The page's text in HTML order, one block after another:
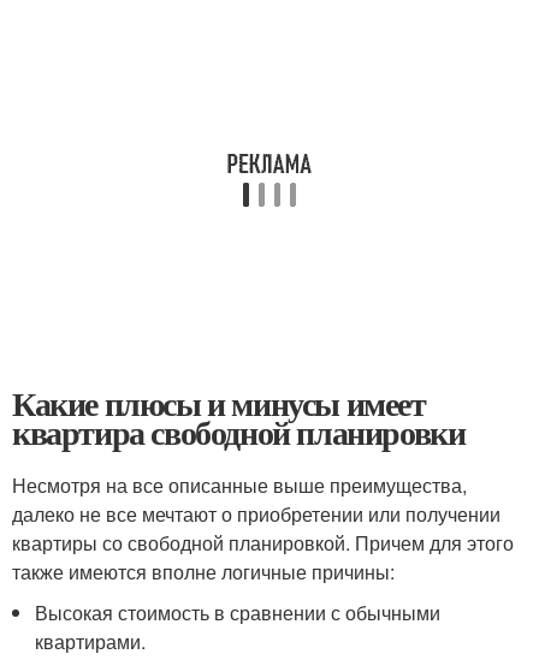
Какие плюсы и минусы имеет
квартира свободной планировки
Несмотря на все описанные выше преимущества,
далеко не все мечтают о приобретении или получении
квартиры со свободной планировкой. Причем для этого
также имеются вполне логичные причины:
Высокая стоимость в сравнении с обычными
квартирами.